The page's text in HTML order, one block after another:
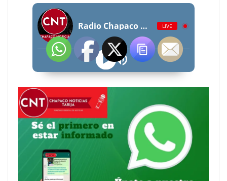
Radio Chapaco Noticias Las 24 horas en vivo LIVE